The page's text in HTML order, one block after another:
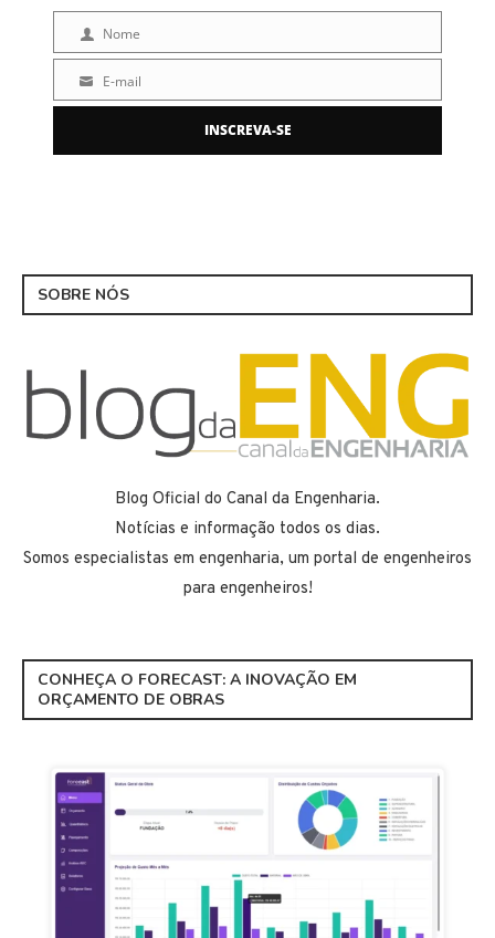
Nome Nome
mail
E-mail
INSCREVA-SE
SOBRE NÓS
Blog Oficial do Canal da Engenharia.
Notícias e informação todos os dias.
Somos especialistas em engenharia, um portal de engenheiros
para engenheiros!
CONHEÇA O FORECAST: A INOVAÇÃO EM
ORÇAMENTO DE OBRAS